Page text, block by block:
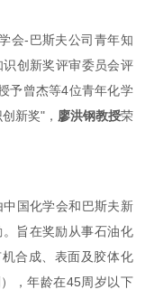
会-巴斯夫公司青年知
创新奖评审委员会评
予曾杰等4位青年化学
新奖"， 廖洪钢教授荣
国化学会和巴斯夫新
旨在奖励从事石油化
合成、表面及胶体化
，年龄在45周岁以下